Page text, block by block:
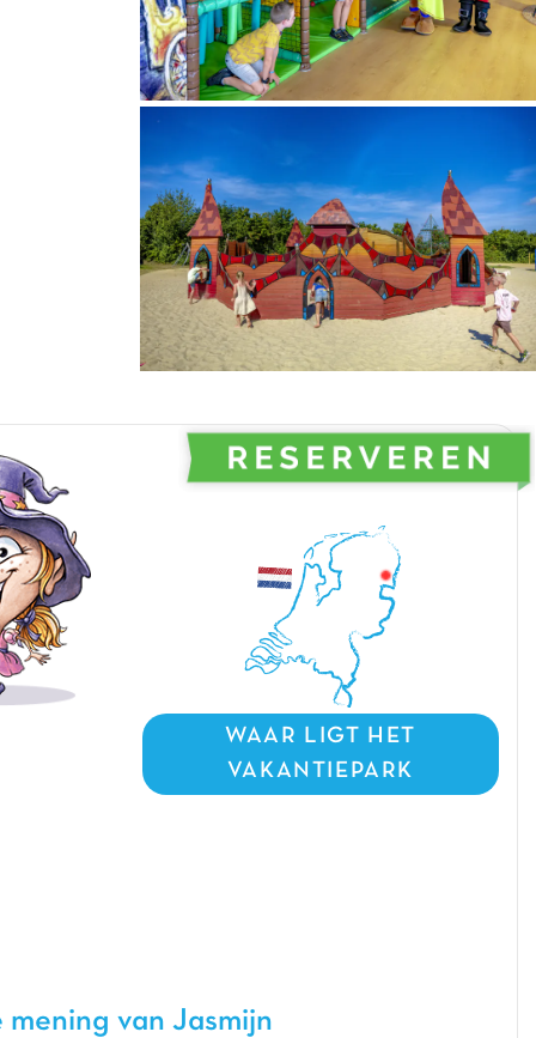
WAAR LIGT HET
VAKANTIEPARK
mening van Jasmijn